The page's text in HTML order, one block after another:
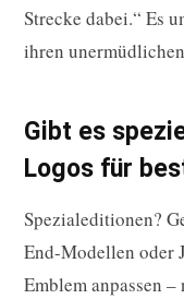
Strecke dabei.“ Es
ihren
Gibt es
Logos für
Spezialeditionen?
End-Modellen oder
Emblem anpassen